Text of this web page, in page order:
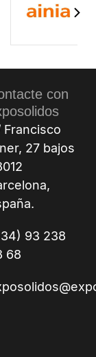
con
Francisco
27 bajos
93 238
68